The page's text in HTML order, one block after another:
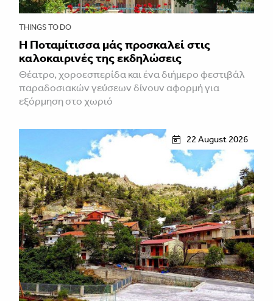
THINGS TO DO
Η Ποταμίτισσα μάς προσκαλεί στις
καλοκαιρινές της εκδηλώσεις
Θέατρο, χοροεσπερίδα και ένα διήμερο φεστιβάλ
παραδοσιακών γεύσεων δίνουν αφορμή για
εξόρμηση στο χωριό
22 August 2026